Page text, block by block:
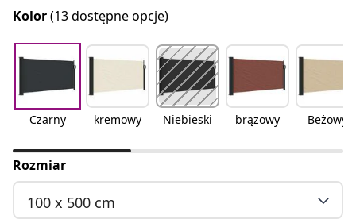
Kolor(13 dostępne opcje)
Czarny kremowy Niebieski brązowy Beżowy
Rozmiar
100 x 500 cm